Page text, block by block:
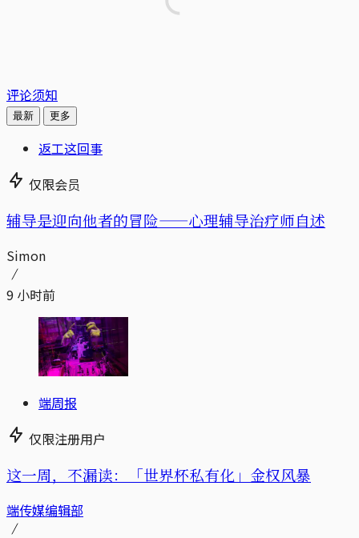
评论须知
最新 更多
返工这回事
仅限会员
辅导是迎向他者的冒险——心理辅导治疗师自述
Simon
9 小时前
端周报
仅限注册用户
这一周，不漏读：「世界杯私有化」金权风暴
端传媒编辑部